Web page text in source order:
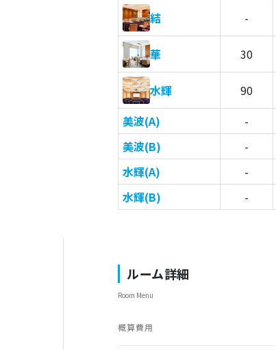
結
-
華 30
水輝 90
美波(A)
-
美波(B)
-
水輝(A)
-
水輝(B)
-
ルーム詳細
Room Menu
概算費用